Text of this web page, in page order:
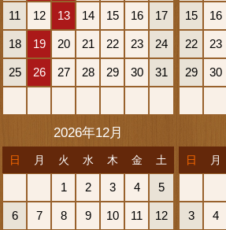
11 12 13 14 15 16 17
18 19 20 21 22 23 24
25 26 27 28 29 30 31
15 16
22 23
29 30
2026年12月
日 月 火 水 木 金 土
1 2 3 4 5
6 7 8 9 10 11 12
日 月
3 4